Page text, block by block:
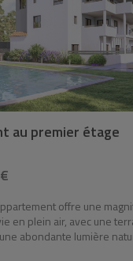
au premier étage
offre une
en plein air, avec une
abondante lumière